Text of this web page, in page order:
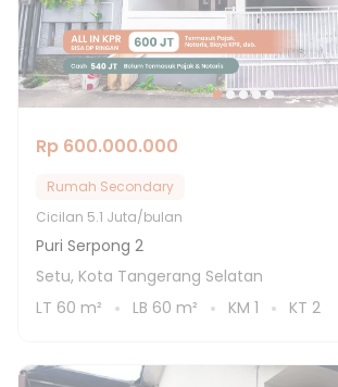
Rp 600.000.000
Rumah Secondary
Cicilan 5.1 Juta/bulan
Puri Serpong 2
Setu, Kota Tangerang Selatan
LT 60 m² LB 60 m² KM 1 KT 2